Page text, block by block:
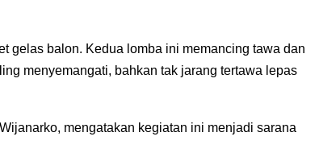
gelas balon. Kedua lomba ini memancing tawa dan
menyemangati, bahkan tak jarang tertawa lepas
mengatakan kegiatan ini menjadi sarana